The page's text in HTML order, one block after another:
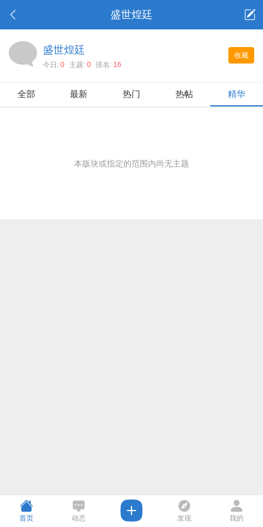
盛世煌廷
收藏
盛世煌廷
今日: 0 主题: 0 排名: 16
全部 最新 热门 热帖 精华
本版块或指定的范围内尚无主题
首页 动态 发现 我的